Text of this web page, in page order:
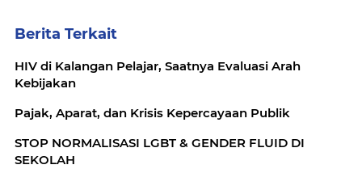
Berita Terkait
HIV di Kalangan Pelajar, Saatnya Evaluasi Arah
Kebijakan
Pajak, Aparat, dan Krisis Kepercayaan Publik
STOP NORMALISASI LGBT & GENDER FLUID DI
SEKOLAH